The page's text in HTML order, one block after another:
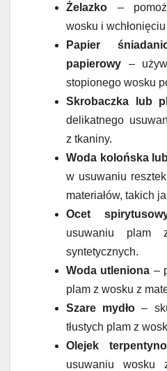
Żelazko –
wosku i
Papier
papierowy –
stopionego wosku
Skrobaczka lub
delikatnego
z tkaniny.
Woda kolońska
w usuwaniu
materiałów, takich
Ocet
usuwaniu
syntetycznych.
Woda utleniona –
plam z wosku z
Szare mydło –
tłustych plam z
Olejek
usuwaniu